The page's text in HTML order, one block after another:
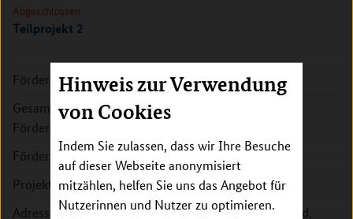
Hinweis zur Verwendung
von Cookies
Indem Sie zulassen, dass wir Ihre Besuche
auf dieser Webseite anonymisiert
mitzählen, helfen Sie uns das Angebot für
Nutzerinnen und Nutzer zu optimieren.
Abgeschlossen
Teilprojekt 2
Förderkennzeichen:
01GL1718B
Gesamte
Fördersumme:
271.213 EUR
Förderzeitraum:
2017 - 2021
Projektleitung:
Prof. Dr. Georg Schomerus
Adresse:
Universitätsmedizin Greifswald,